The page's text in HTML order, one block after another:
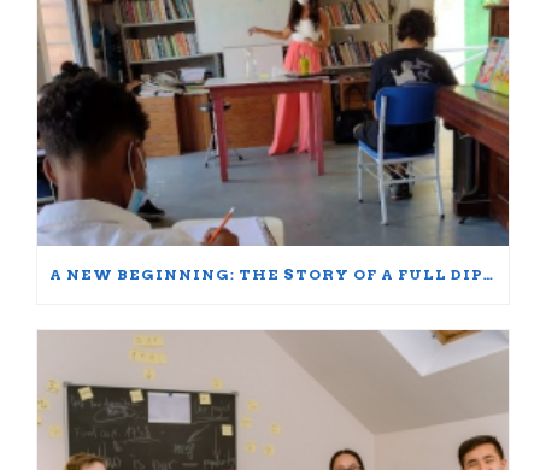
A NEW BEGINNING: THE STORY OF A FULL DIPLOMA SCHOLARSHIP WINNER